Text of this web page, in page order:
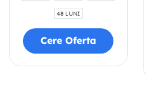
48 LUNI
Cere Oferta